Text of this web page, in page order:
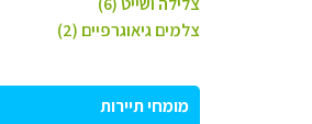
צלמים גיאוגרפיים (2)
מומחי תיירות